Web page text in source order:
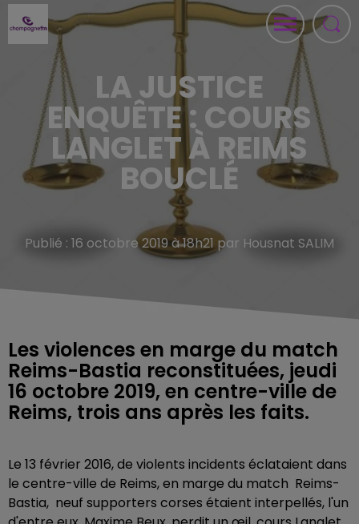
LA JUSTICE
ENQUÊTE : COURS
LANGLET À REIMS
BOUCLÉ
Publié : 16 octobre 2019 à 18h21 par Housnat SALIM
Les violences en marge du match
Reims-Bastia reconstituées, jeudi
16 octobre 2019, en centre-ville de
Reims, trois ans après les faits.
Le 13 février 2016, de violents incidents éclataient dans
le centre-ville de Reims, en marge du match Reims-
Bastia, neuf supporters corses étaient interpellés, l'un